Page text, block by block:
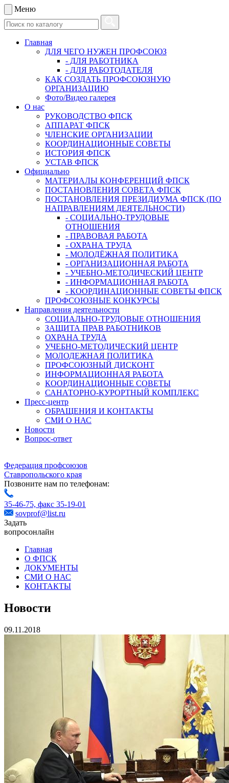
Меню
Главная
ДЛЯ ЧЕГО НУЖЕН ПРОФСОЮЗ
- ДЛЯ РАБОТНИКА
- ДЛЯ РАБОТОДАТЕЛЯ
КАК СОЗДАТЬ ПРОФСОЮЗНУЮ
ОРГАНИЗАЦИЮ
Фото/Видео галерея
О нас
РУКОВОДСТВО ФПСК
АППАРАТ ФПСК
ЧЛЕНСКИЕ ОРГАНИЗАЦИИ
КООРДИНАЦИОННЫЕ СОВЕТЫ
ИСТОРИЯ ФПСК
УСТАВ ФПСК
Официально
МАТЕРИАЛЫ КОНФЕРЕНЦИЙ ФПСК
ПОСТАНОВЛЕНИЯ СОВЕТА ФПСК
ПОСТАНОВЛЕНИЯ ПРЕЗИДИУМА ФПСК (ПО
НАПРАВЛЕНИЯМ ДЕЯТЕЛЬНОСТИ)
- СОЦИАЛЬНО-ТРУДОВЫЕ
ОТНОШЕНИЯ
- ПРАВОВАЯ РАБОТА
- ОХРАНА ТРУДА
- МОЛОДЁЖНАЯ ПОЛИТИКА
- ОРГАНИЗАЦИОННАЯ РАБОТА
- УЧЕБНО-МЕТОДИЧЕСКИЙ ЦЕНТР
- ИНФОРМАЦИОННАЯ РАБОТА
- КООРДИНАЦИОННЫЕ СОВЕТЫ ФПСК
ПРОФСОЮЗНЫЕ КОНКУРСЫ
Направления деятельности
СОЦИАЛЬНО-ТРУДОВЫЕ ОТНОШЕНИЯ
ЗАЩИТА ПРАВ РАБОТНИКОВ
ОХРАНА ТРУДА
УЧЕБНО-МЕТОДИЧЕСКИЙ ЦЕНТР
МОЛОДЕЖНАЯ ПОЛИТИКА
ПРОФСОЮЗНЫЙ ДИСКОНТ
ИНФОРМАЦИОННАЯ РАБОТА
КООРДИНАЦИОННЫЕ СОВЕТЫ
САНАТОРНО-КУРОРТНЫЙ КОМПЛЕКС
Пресс-центр
ОБРАЩЕНИЯ И КОНТАКТЫ
СМИ О НАС
Новости
Вопрос-ответ
Федерация профсоюзов
Ставропольского края
Позвоните нам по телефонам:
35-46-75, факс 35-19-01
sovprof@list.ru
Задать
вопросонлайн
Главная
О ФПСК
ДОКУМЕНТЫ
СМИ О НАС
КОНТАКТЫ
Новости
09.11.2018